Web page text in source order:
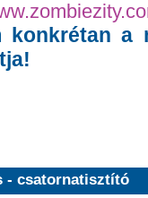
a
- csatornatisztító